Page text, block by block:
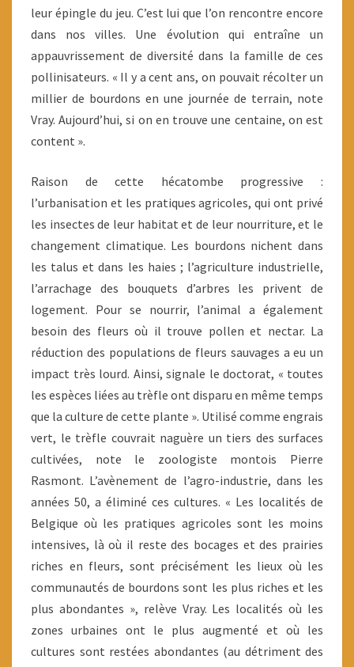
leur épingle du jeu. C’est lui que l’on rencontre encore
dans nos villes. Une évolution qui entraîne un
appauvrissement de diversité dans la famille de ces
pollinisateurs. « Il y a cent ans, on pouvait récolter un
millier de bourdons en une journée de terrain, note
Vray. Aujourd’hui, si on en trouve une centaine, on est
content ».
Raison de cette hécatombe progressive :
l’urbanisation et les pratiques agricoles, qui ont privé
les insectes de leur habitat et de leur nourriture, et le
changement climatique. Les bourdons nichent dans
les talus et dans les haies ; l’agriculture industrielle,
l’arrachage des bouquets d’arbres les privent de
logement. Pour se nourrir, l’animal a également
besoin des fleurs où il trouve pollen et nectar. La
réduction des populations de fleurs sauvages a eu un
impact très lourd. Ainsi, signale le doctorat, « toutes
les espèces liées au trèfle ont disparu en même temps
que la culture de cette plante ». Utilisé comme engrais
vert, le trèfle couvrait naguère un tiers des surfaces
cultivées, note le zoologiste montois Pierre
Rasmont. L’avènement de l’agro-industrie, dans les
années 50, a éliminé ces cultures. « Les localités de
Belgique où les pratiques agricoles sont les moins
intensives, là où il reste des bocages et des prairies
riches en fleurs, sont précisément les lieux où les
communautés de bourdons sont les plus riches et les
plus abondantes », relève Vray. Les localités où les
zones urbaines ont le plus augmenté et où les
cultures sont restées abondantes (au détriment des